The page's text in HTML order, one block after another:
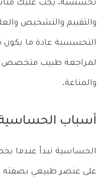
تحسسية، يجب عليك
والتقييم والتشخيص
التحسسية عادة ما يكون
لمراجعة طبيب متخصص
والمناعة.
أسباب
الحساسية تبدأ عندما
على عنصر طبيعي بصفته